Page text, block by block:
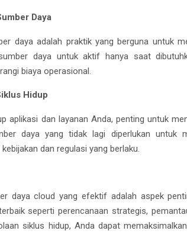
Daya
daya adalah praktik yang berguna untuk
daya untuk aktif hanya saat
biaya operasional.
Hidup
aplikasi dan layanan Anda, penting untuk
daya yang tidak lagi diperlukan untuk
dan regulasi yang berlaku.
daya cloud yang efektif adalah aspek
seperti perencanaan strategis,
siklus hidup, Anda dapat